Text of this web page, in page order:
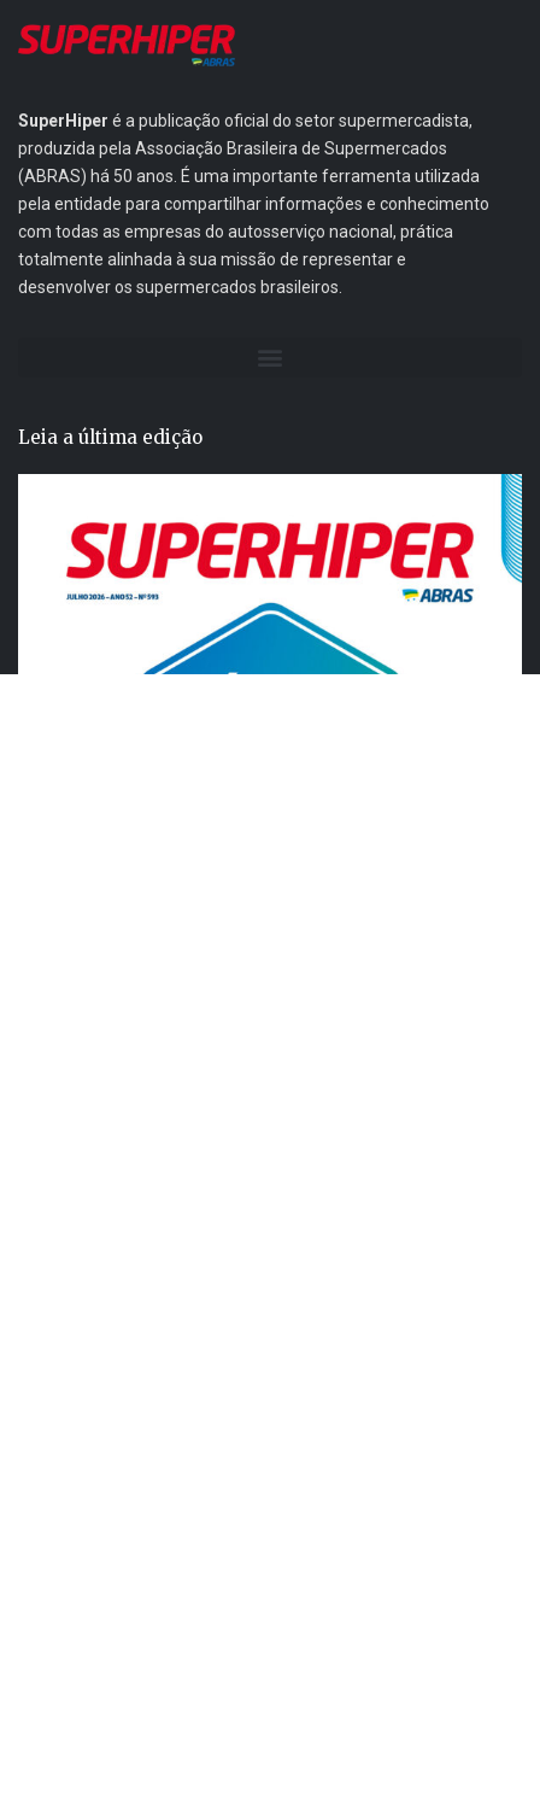
SuperHiper é a publicação oficial do setor supermercadista,
produzida pela Associação Brasileira de Supermercados
(ABRAS) há 50 anos. É uma importante ferramenta utilizada
pela entidade para compartilhar informações e conhecimento
com todas as empresas do autosserviço nacional, prática
totalmente alinhada à sua missão de representar e
desenvolver os supermercados brasileiros.
Leia a última edição